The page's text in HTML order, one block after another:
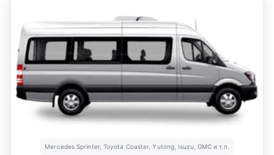
Mercedes Sprinter, Toyota Coaster, Yutong, Isuzu, GMC и т.п.